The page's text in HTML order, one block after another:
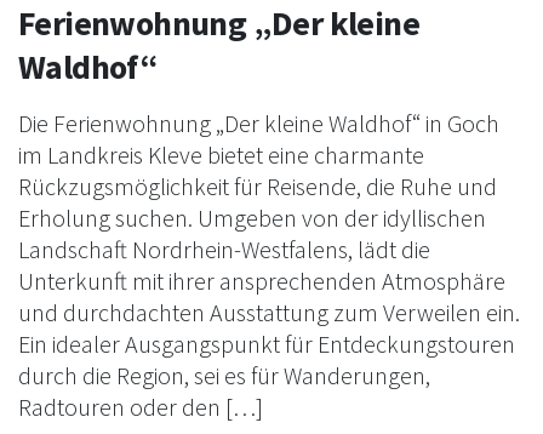
Ferienwohnung „Der kleine
Waldhof“
Die Ferienwohnung „Der kleine Waldhof“ in Goch
im Landkreis Kleve bietet eine charmante
Rückzugsmöglichkeit für Reisende, die Ruhe und
Erholung suchen. Umgeben von der idyllischen
Landschaft Nordrhein-Westfalens, lädt die
Unterkunft mit ihrer ansprechenden Atmosphäre
und durchdachten Ausstattung zum Verweilen ein.
Ein idealer Ausgangspunkt für Entdeckungstouren
durch die Region, sei es für Wanderungen,
Radtouren oder den […]